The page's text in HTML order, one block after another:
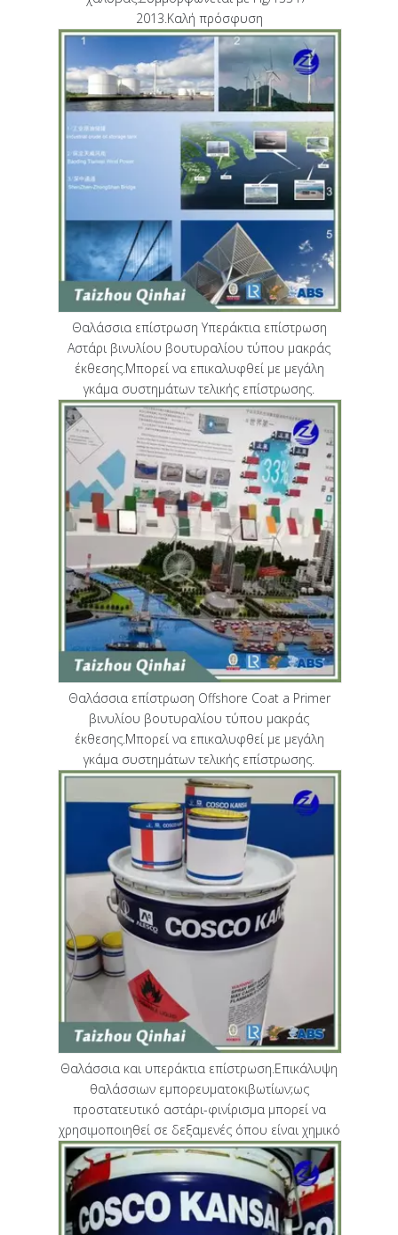
2013.Καλή πρόσφυση
Θαλάσσια επίστρωση Υπεράκτια επίστρωση
Αστάρι βινυλίου βουτυραλίου τύπου μακράς
έκθεσης.Μπορεί να επικαλυφθεί με μεγάλη
γκάμα συστημάτων τελικής επίστρωσης.
Θαλάσσια επίστρωση Offshore Coat a Primer
βινυλίου βουτυραλίου τύπου μακράς
έκθεσης.Μπορεί να επικαλυφθεί με μεγάλη
γκάμα συστημάτων τελικής επίστρωσης.
Θαλάσσια και υπεράκτια επίστρωση.Επικάλυψη
θαλάσσιων εμπορευματοκιβωτίων;ως
προστατευτικό αστάρι-φινίρισμα μπορεί να
χρησιμοποιηθεί σε δεξαμενές όπου είναι χημικό